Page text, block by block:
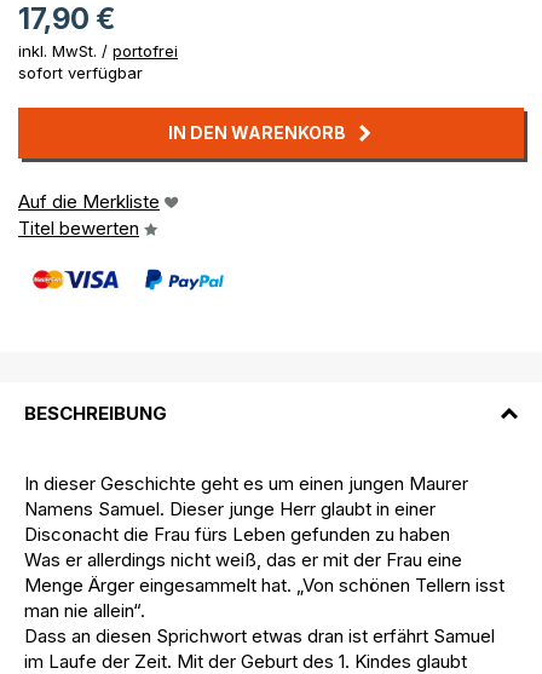
17,90 €
inkl. MwSt. / portofrei
sofort verfügbar
IN DEN WARENKORB
Auf die Merkliste
Titel bewerten
BESCHREIBUNG
In dieser Geschichte geht es um einen jungen Maurer
Namens Samuel. Dieser junge Herr glaubt in einer
Disconacht die Frau fürs Leben gefunden zu haben
Was er allerdings nicht weiß, das er mit der Frau eine
Menge Ärger eingesammelt hat. „Von schönen Tellern isst
man nie allein“.
Dass an diesen Sprichwort etwas dran ist erfährt Samuel
im Laufe der Zeit. Mit der Geburt des 1. Kindes glaubt